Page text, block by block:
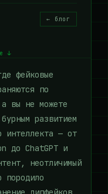
← блог
↓
фейковые
по
вы не можете
развитием
интеллекта — от
до ChatGPT и
неотличимый
породило